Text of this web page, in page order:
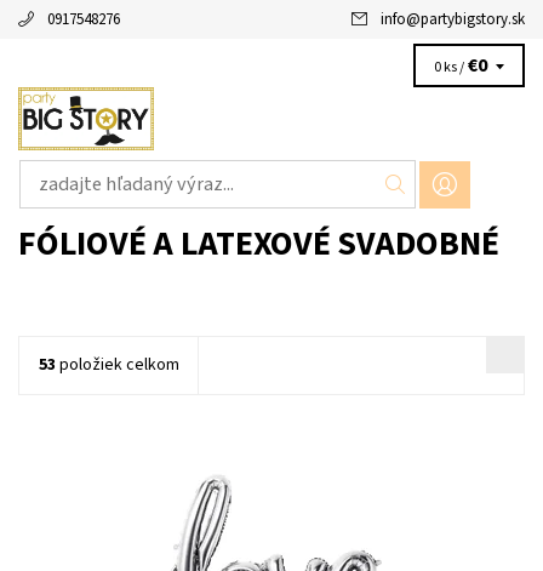
0917548276 info@partybigstory.sk
0 ks /€0
FÓLIOVÉ A LATEXOVÉ SVADOBNÉ
53 položiek celkom
balónový fóliový nápis love balón nápis nie je možné nafúkať
héliom , v balení je priložená slamka na fúkanie a stuzka velkost